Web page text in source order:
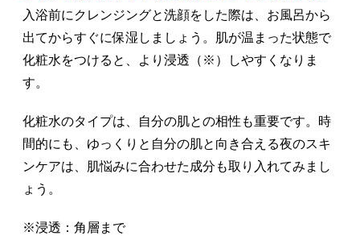
入浴前にクレンジングと洗顔をした際は、お風呂から
出てからすぐに保湿しましょう。肌が温まった状態で
化粧水をつけると、より浸透（※）しやすくなりま
す。
化粧水のタイプは、自分の肌との相性も重要です。時
間的にも、ゆっくりと自分の肌と向き合える夜のスキ
ンケアは、肌悩みに合わせた成分も取り入れてみまし
ょう。
※浸透：角層まで